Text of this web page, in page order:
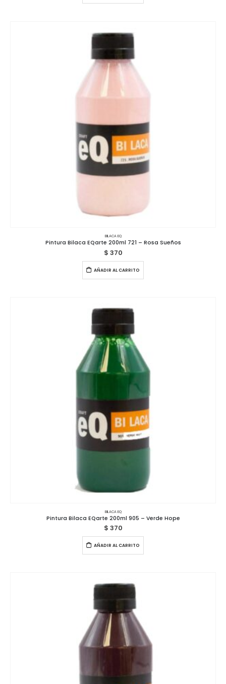
BILACA EQ
Pintura Bilaca EQarte 200ml 721 – Rosa Sueños
$ 370
AÑADIR AL CARRITO
BILACA EQ
Pintura Bilaca EQarte 200ml 905 – Verde Hope
$ 370
AÑADIR AL CARRITO